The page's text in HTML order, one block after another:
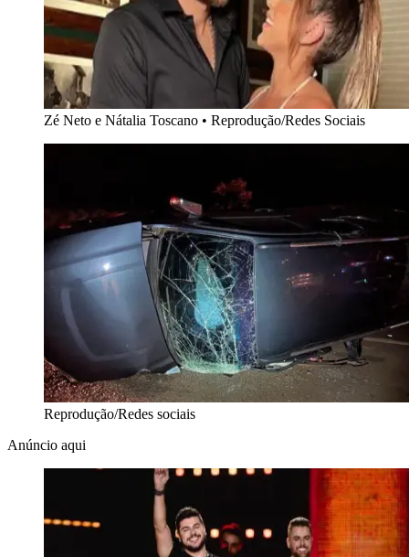
Zé Neto e Nátalia Toscano • Reprodução/Redes Sociais
Reprodução/Redes sociais
Anúncio aqui